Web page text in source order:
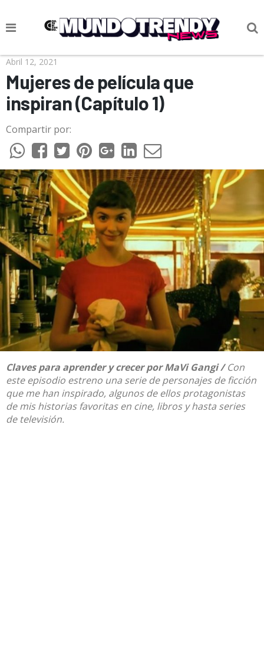
NOTICIAS
CULTURA POP
CIENCIA Y TECNOLOGÍA
VIDA
SOCIEDAD
CULTURIZANDO.COM
Abril 12, 2021
Mujeres de película que
inspiran (Capítulo 1)
Compartir por:
Claves para aprender y crecerporMaVi Gangi/Con
este episodio estreno una serie de personajes de ficción
que me han inspirado, algunos de ellos protagonistas
de mis historias favoritas en cine, libros y hasta series
de televisión.